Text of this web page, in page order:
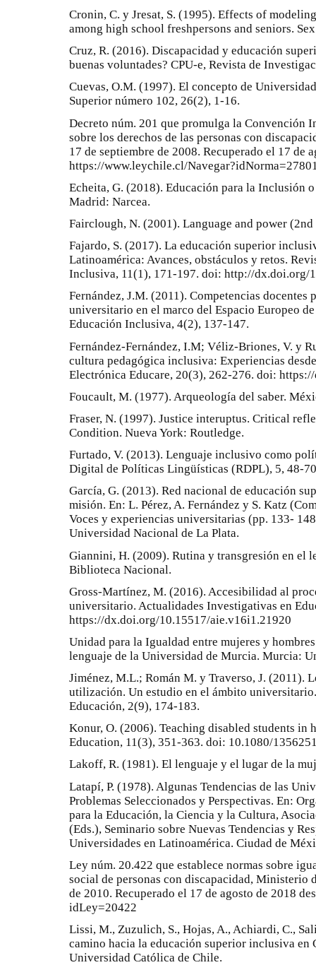
Cronin, C. y Jresat, S. (1995). Effects of
among high school freshpersons and seniors.
Cruz, R. (2016). Discapacidad y educación
buenas voluntades? CPU-e, Revista de
Cuevas, O.M. (1997). El concepto de
Superior número 102, 26(2), 1-16.
Decreto núm. 201 que promulga la Convención
sobre los derechos de las personas con
17 de septiembre de 2008. Recuperado el 17 de
https://www.leychile.cl/
Echeita, G. (2018). Educación para la Inclusión
Madrid: Narcea.
Fairclough, N. (2001). Language and power
Fajardo, S. (2017). La educación superior
Latinoamérica: Avances, obstáculos y retos.
Inclusiva, 11(1), 171-197. doi: http://dx.doi.org/
Fernández, J.M. (2011). Competencias
universitario en el marco del Espacio Europeo
Educación Inclusiva, 4(2), 137-147.
Fernández-Fernández, I.M; Véliz-Briones, V. y
cultura pedagógica inclusiva: Experiencias
Electrónica Educare, 20(3), 262-276. doi:
Foucault, M. (1977). Arqueología del saber.
Fraser, N. (1997). Justice interuptus. Critical
Condition. Nueva York: Routledge.
Furtado, V. (2013). Lenguaje inclusivo como
Digital de Políticas Lingüísticas (RDPL), 5, 48-
García, G. (2013). Red nacional de educación
misión. En: L. Pérez, A. Fernández y S. Katz
Voces y experiencias universitarias (pp. 133-
Universidad Nacional de La Plata.
Giannini, H. (2009). Rutina y transgresión en el
Biblioteca Nacional.
Gross-Martínez, M. (2016). Accesibilidad al
universitario. Actualidades Investigativas en
https://dx.doi.org/10.15517/aie.v16i1.21920
Unidad para la Igualdad entre mujeres y
lenguaje de la Universidad de Murcia. Murcia:
Jiménez, M.L.; Román M. y Traverso, J. (2011).
utilización. Un estudio en el ámbito
Educación, 2(9), 174-183.
Konur, O. (2006). Teaching disabled students in
Education, 11(3), 351-363. doi: 10.1080/
Lakoff, R. (1981). El lenguaje y el lugar de la
Latapí, P. (1978). Algunas Tendencias de las
Problemas Seleccionados y Perspectivas. En:
para la Educación, la Ciencia y la Cultura,
(Eds.), Seminario sobre Nuevas Tendencias y
Universidades en Latinoamérica. Ciudad de
Ley núm. 20.422 que establece normas sobre
social de personas con discapacidad, Ministerio
de 2010. Recuperado el 17 de agosto de 2018
idLey=20422
Lissi, M., Zuzulich, S., Hojas, A., Achiardi, C.,
camino hacia la educación superior inclusiva
Universidad Católica de Chile.